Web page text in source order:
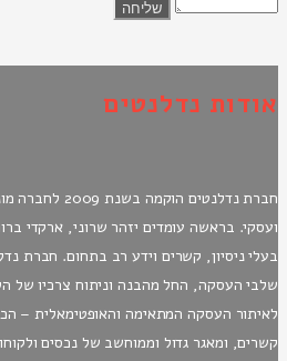
אודות נדלנטים
חברת נדלנטים
ועסקי. בראשה עומדים יזהר שרוני, ארקדי
בעלי ניסיון, קשרים וידע רב בתחום. חברת
שלבי העסקה, החל מהבנה וניתוח צרכיו של
לאיתור העסקה המתאימה והאופטימאלית –
קשרים, ומאגר גדול וממוחשב של נכסים